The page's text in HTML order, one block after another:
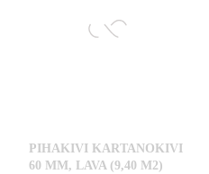
PIHAKIVI KARTANOKIVI
60 MM, LAVA (9,40 M2)